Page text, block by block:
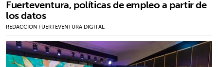
Fuerteventura, políticas de empleo a partir de
los datos
REDACCIÓN FUERTEVENTURA DIGITAL